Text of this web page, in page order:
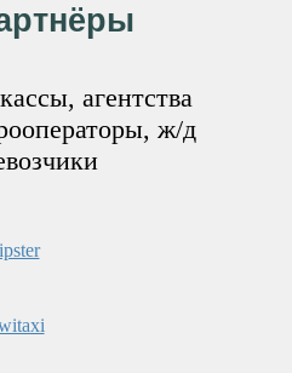
агентства
ж/д